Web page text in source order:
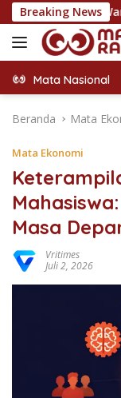
Langsung
ke
konten
Breaking News
Sungai
Mata Nasional
Beranda Mata
Mata Ekonomi
Masa
Vritimes
Juli 2, 2026